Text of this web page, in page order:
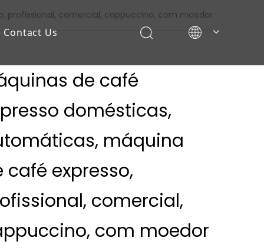
Contact Us
profissional, comercial, cappuccino, com moedor
de café
domésticas,
máquina
café expresso,
comercial,
com moedor